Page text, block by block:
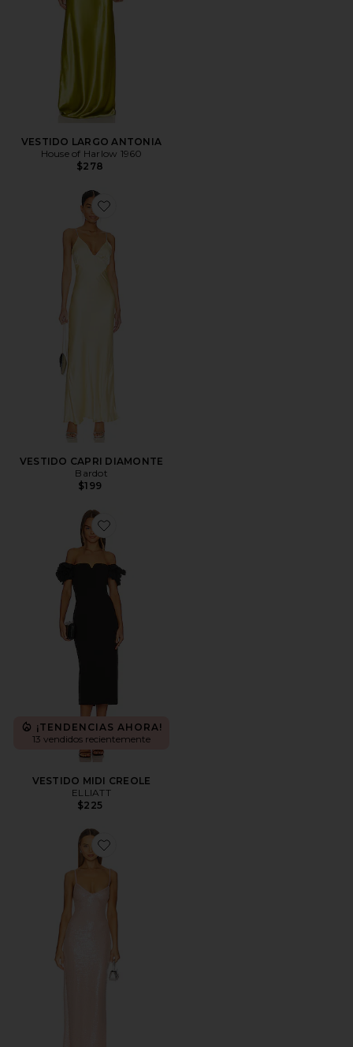
VESTIDO LARGO ANTONIA
House of Harlow 1960
$278
Favorite VESTIDO CAPRI DIAMONTE
VESTIDO CAPRI DIAMONTE
Bardot
$199
Favorite VESTIDO MIDI CREOLE
¡TENDENCIAS AHORA!
13 vendidos recientemente
VESTIDO MIDI CREOLE
ELLIATT
$225
Favorite VESTIDO ALBA